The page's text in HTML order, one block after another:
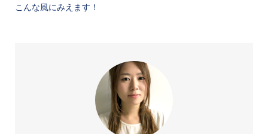
こんな風にみえます！